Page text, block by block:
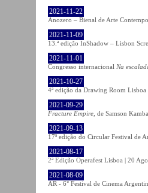
2021-11-22
Anozero – Bienal de Arte
2021-11-09
13.ª edição InShadow – Lisbon
2021-11-01
Congresso internacional Na
2021-10-27
4ª edição da Drawing Room
2021-09-29
Fracture Empire , de Samson
2021-09-13
17ª edição do Circular Festival de
2021-08-17
2ª Edição Operafest Lisboa | 20
2021-08-09
AR - 6° Festival de Cinema